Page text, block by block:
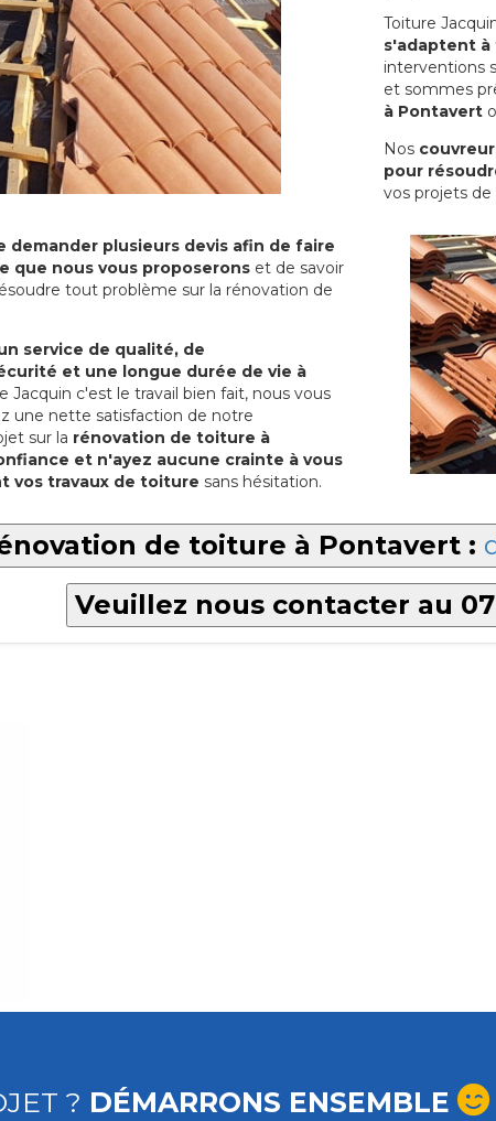
Toiture
s'adaptent
interventions
et sommes
à Pontavert
Nos
pour
vos projets
demander plusieurs devis afin de faire
que nous vous proposerons et de savoir
tout problème sur la rénovation de
service de qualité, de
et une longue durée de vie à
Jacquin c'est le travail bien fait, nous vous
une nette satisfaction de notre
sur la rénovation de toiture à
et n'ayez aucune crainte à vous
vos travaux de toiture sans hésitation.
de toiture à Pontavert :
Veuillez nous contacter au 07
? DÉMARRONS ENSEMBLE